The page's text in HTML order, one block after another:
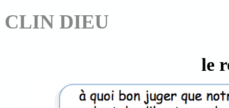
CLIN DIEU
le